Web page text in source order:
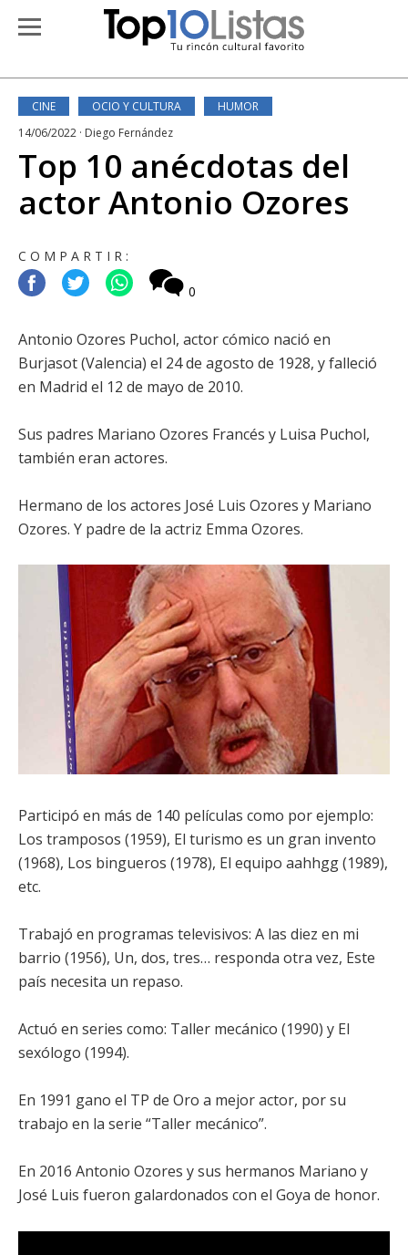
CINE OCIO Y CULTURA
HUMOR
14/06/2022 · Diego Fernández
Top 10 anécdotas del
actor Antonio Ozores
COMPARTIR:
0
Antonio Ozores Puchol, actor cómico nació en
Burjasot (Valencia) el 24 de agosto de 1928, y falleció
en Madrid el 12 de mayo de 2010.
Sus padres Mariano Ozores Francés y Luisa Puchol,
también eran actores.
Hermano de los actores José Luis Ozores y Mariano
Ozores. Y padre de la actriz Emma Ozores.
Participó en más de 140 películas como por ejemplo:
Los tramposos (1959), El turismo es un gran invento
(1968), Los bingueros (1978), El equipo aahhgg (1989),
etc.
Trabajó en programas televisivos: A las diez en mi
barrio (1956), Un, dos, tres… responda otra vez, Este
país necesita un repaso.
Actuó en series como: Taller mecánico (1990) y El
sexólogo (1994).
En 1991 gano el TP de Oro a mejor actor, por su
trabajo en la serie “Taller mecánico”.
En 2016 Antonio Ozores y sus hermanos Mariano y
José Luis fueron galardonados con el Goya de honor.